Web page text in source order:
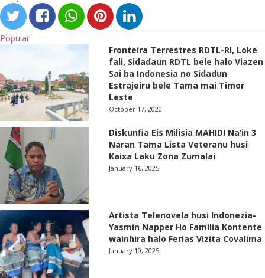
Popular
Fronteira Terrestres RDTL-RI, Loke
fali, Sidadaun RDTL bele halo Viazen
Sai ba Indonesia no Sidadun
Estrajeiru bele Tama mai Timor
Leste
October 17, 2020
Diskunfia Eis Milisia MAHIDI Na’in 3
Naran Tama Lista Veteranu husi
Kaixa Laku Zona Zumalai
January 16, 2025
Artista Telenovela husi Indonezia-
Yasmin Napper Ho Familia Kontente
wainhira halo Ferias Vizita Covalima
January 10, 2025